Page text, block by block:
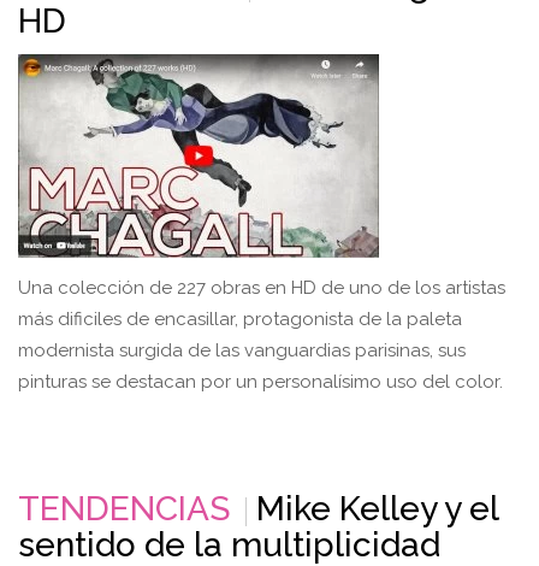
HD
Una colección de 227 obras en HD de uno de los artistas
más dificiles de encasillar, protagonista de la paleta
modernista surgida de las vanguardias parisinas, sus
pinturas se destacan por un personalísimo uso del color.
TENDENCIAS
Mike Kelley y el
sentido de la multiplicidad